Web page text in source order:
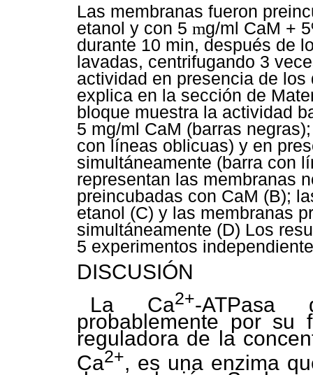
Las membranas fueron
etanol y con 5 mg/ml CaM +
durante 10 min, después de
lavadas, centrifugando 3
actividad en presencia de
explica en la sección de
bloque muestra la actividad
5 mg/ml CaM (barras
con líneas oblicuas) y en
simultáneamente (barra con
representan las membranas
preincubadas con CaM (B);
etanol (C) y las membranas
simultáneamente (D) Los
5 experimentos
DISCUSIÓN
La Ca2+-ATPasa
probablemente por su
reguladora de la
Ca2+, es una enzima